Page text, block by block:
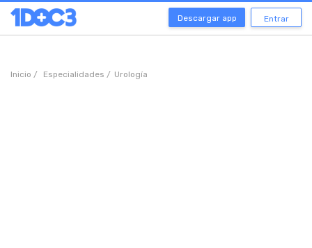
Descargar app Entrar
Inicio / Especialidades / Urología